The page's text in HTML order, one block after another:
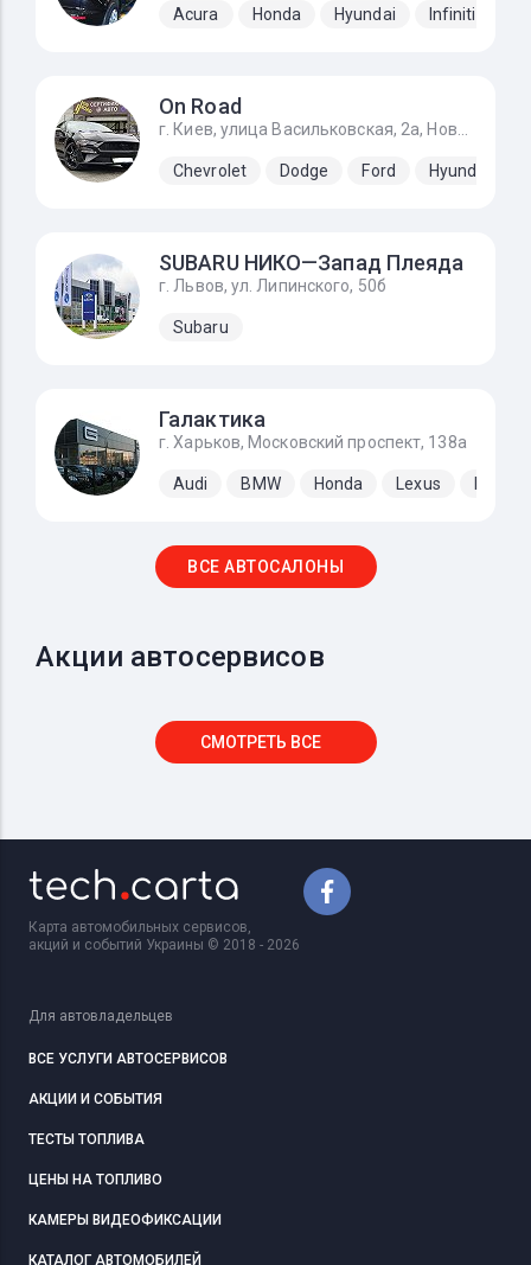
Acura Honda Hyundai Infiniti
On Road
Chevrolet Dodge Ford Hyundai
SUBARU НИКО—Запад Плеяда
г. Львов, ул. Липинского, 50б
Subaru
Галактика
г. Харьков, Московский проспект, 138а
Audi BMW Honda Lexus
ВСЕ АВТОСАЛОНЫ
Акции автосервисов
СМОТРЕТЬ ВСЕ
Карта автомобильных сервисов,
акций и событий Украины © 2018 - 2026
Для автовладельцев
ВСЕ УСЛУГИ АВТОСЕРВИСОВ
АКЦИИ И СОБЫТИЯ
ТЕСТЫ ТОПЛИВА
ЦЕНЫ НА ТОПЛИВО
КАМЕРЫ ВИДЕОФИКСАЦИИ
КАТАЛОГ АВТОМОБИЛЕЙ